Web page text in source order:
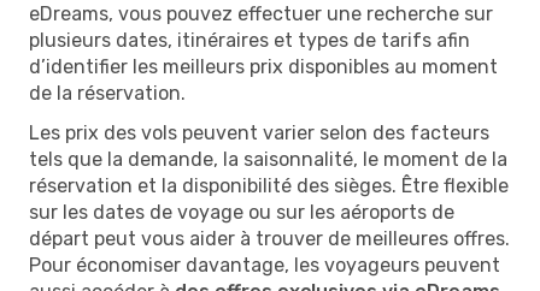
eDreams, vous pouvez effectuer une recherche sur
plusieurs dates, itinéraires et types de tarifs afin
d’identifier les meilleurs prix disponibles au moment
de la réservation.
Les prix des vols peuvent varier selon des facteurs
tels que la demande, la saisonnalité, le moment de la
réservation et la disponibilité des sièges. Être flexible
sur les dates de voyage ou sur les aéroports de
départ peut vous aider à trouver de meilleures offres.
Pour économiser davantage, les voyageurs peuvent